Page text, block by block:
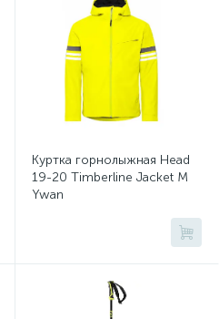
Куртка горнолыжная Head
19-20 Timberline Jacket M
Ywan